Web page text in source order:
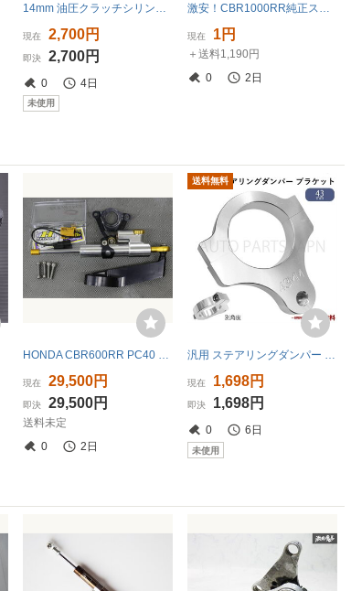
14mm 油圧クラッチシリンダー オートバイ用 アルミ製 クラッチ 油圧
現在 2,700円
即決 2,700円
0 4日
未使用
激安！CBR1000RR純正ステアリングダンパーマウントステーSet！SC59/2008～/FireBlade
現在 1円
＋送料1,190円
0
2日
HONDA CBR600RR PC40 07～ HYPER PRO CNCステアリングダンパーステー 即決
現在 29,500円
即決 29,500円
送料未定
0
2日
送料無料
汎用 ステアリングダンパー ブラケット 43mm 個体ブラケット ステダン ステアリングダンパーステー アルミ 横揺れ防止 バイク ATV 2輪 送込
現在 1,698円
即決 1,698円
0 6日
未使用